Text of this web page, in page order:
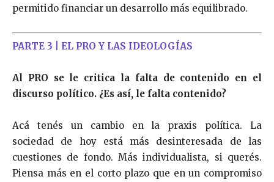
permitido financiar un desarrollo más equilibrado.
PARTE 3 | EL PRO Y LAS IDEOLOGÍAS
Al PRO se le critica la falta de contenido en el
discurso político. ¿Es así, le falta contenido?
Acá tenés un cambio en la praxis política. La
sociedad de hoy está más desinteresada de las
cuestiones de fondo. Más individualista, si querés.
Piensa más en el corto plazo que en un compromiso